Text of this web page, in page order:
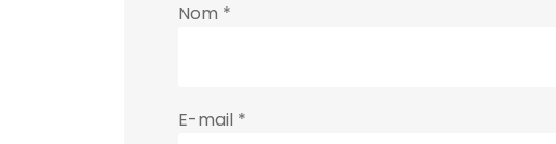
Nom *
E-mail *